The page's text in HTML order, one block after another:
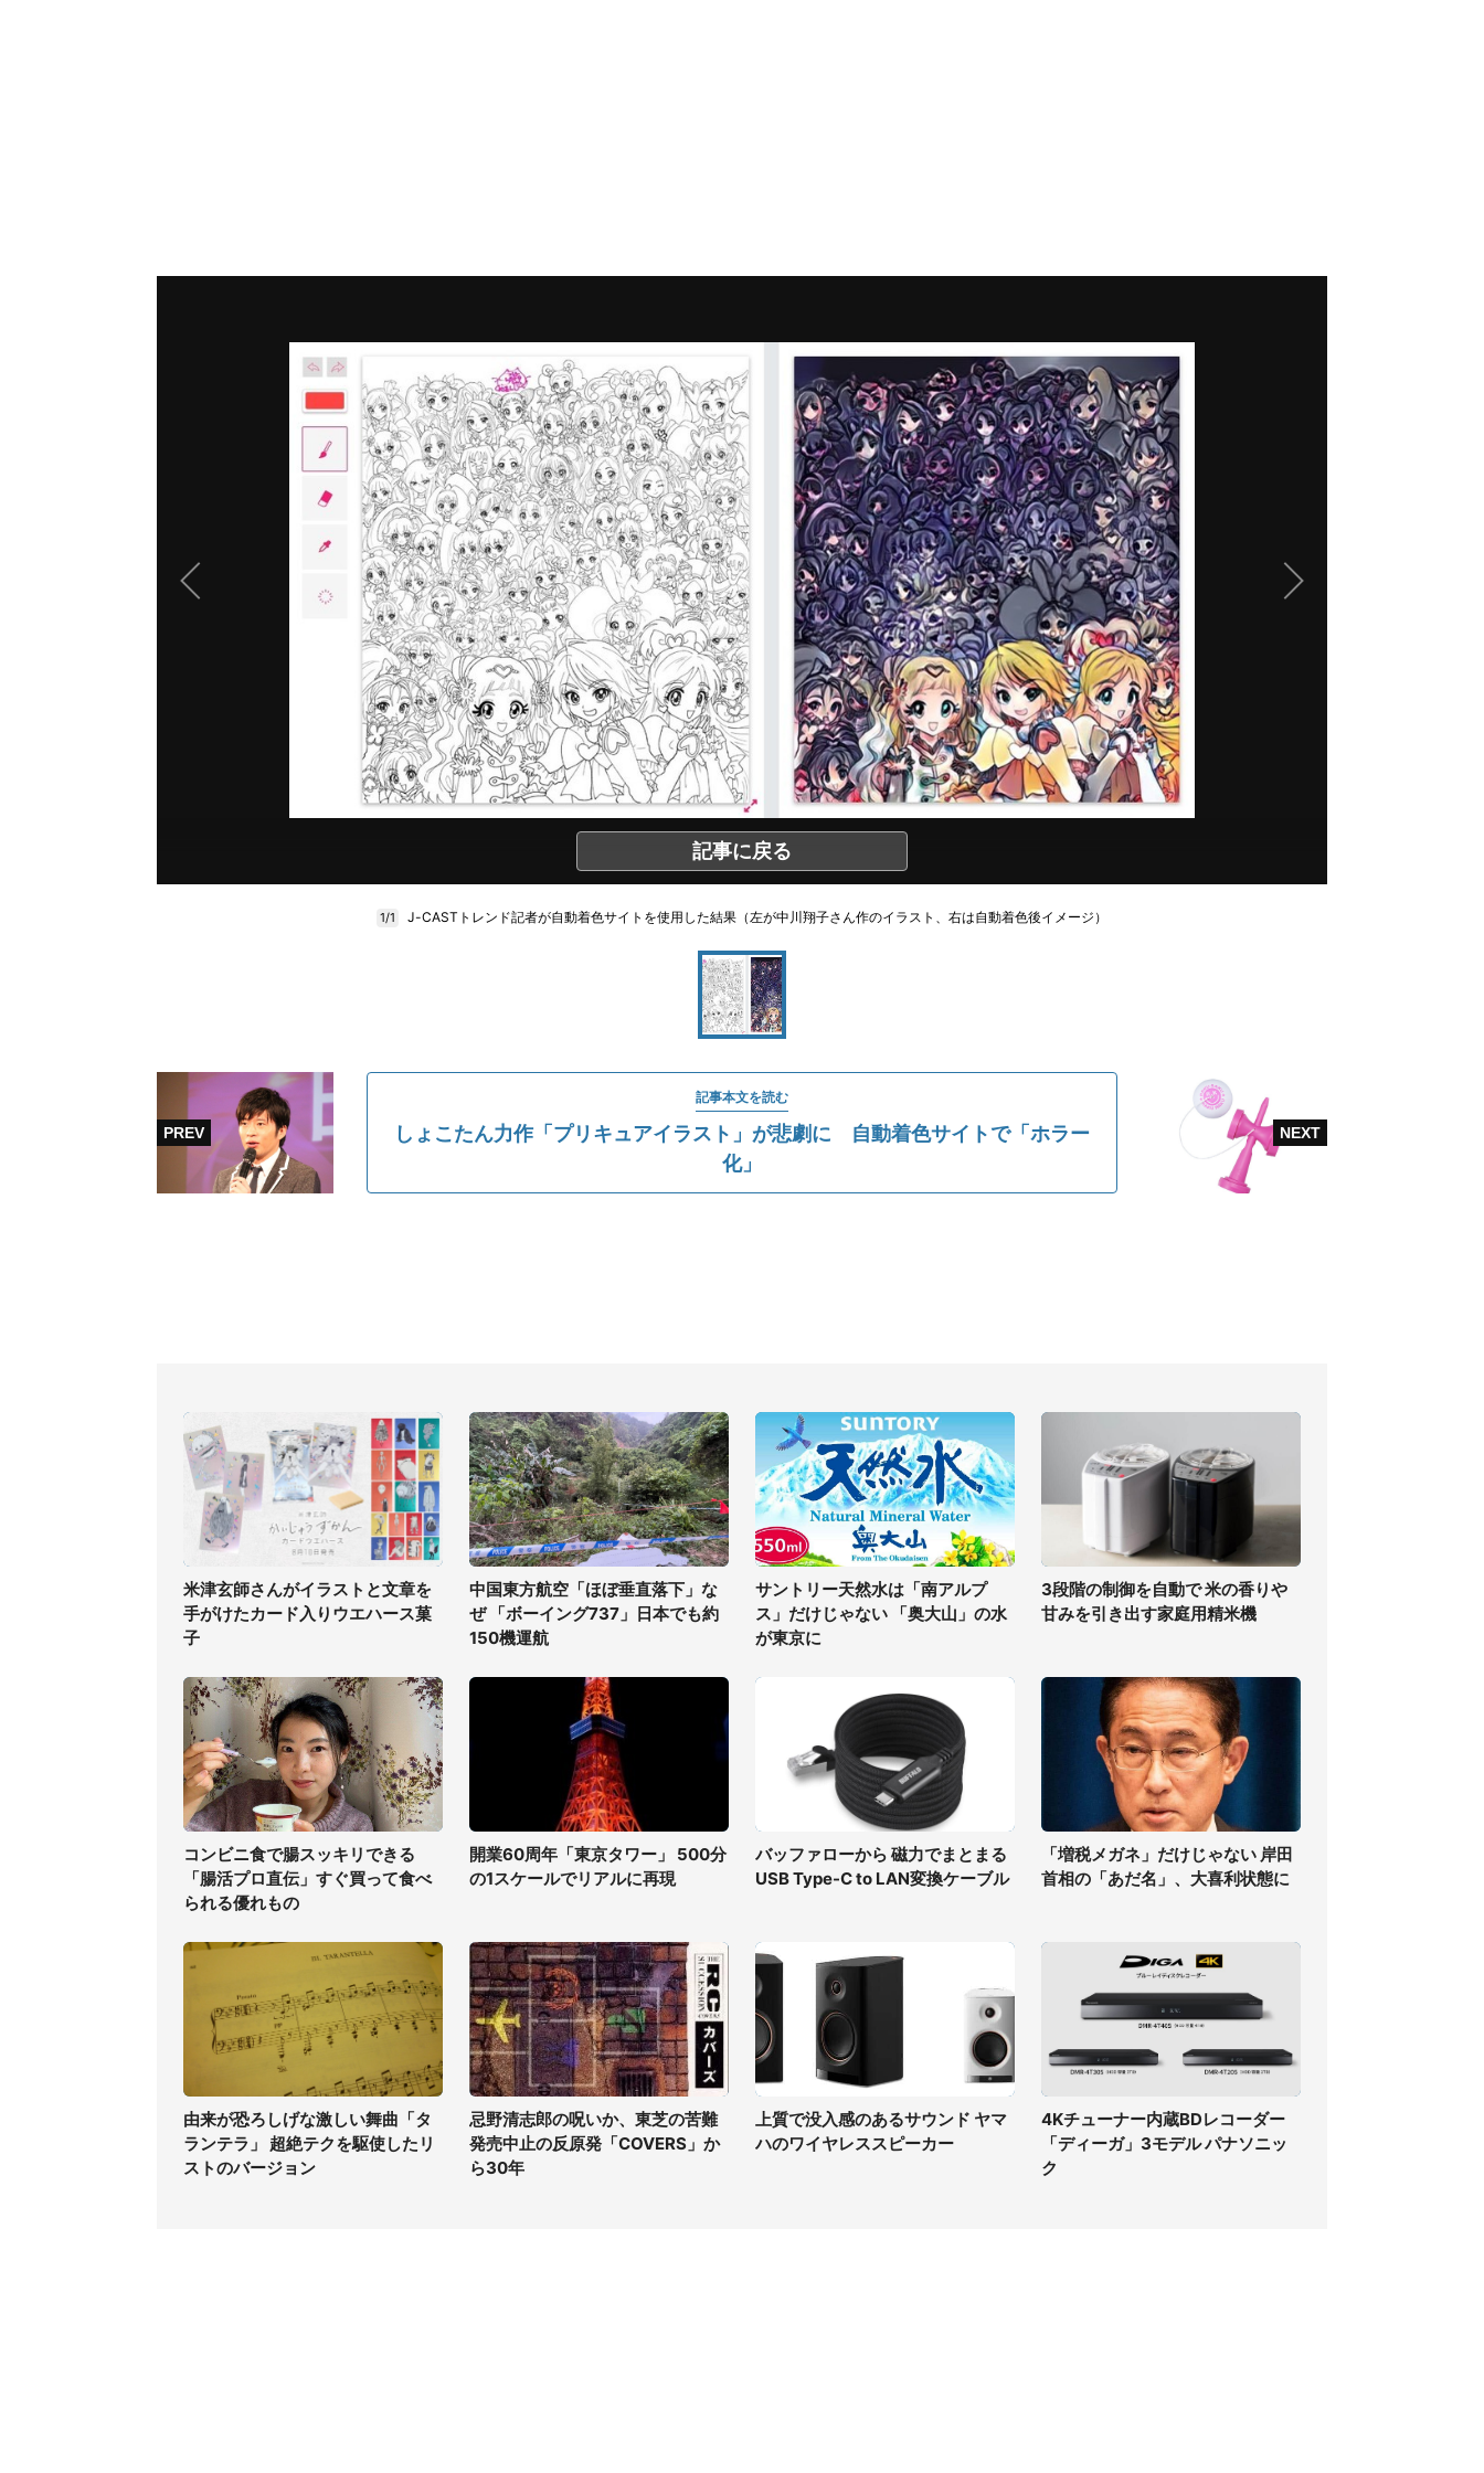
記事に戻る
1/1 J-CASTトレンド記者が自動着色サイトを使用した結果（左が中川翔子さん作のイラスト、右は自動着色後イメージ）
記事本文を読む
しょこたん力作「プリキュアイラスト」が悲劇に 自動着色サイトで「ホラー
化」
米津玄師さんがイラストと文章を
手がけたカード入りウエハース菓
子
中国東方航空「ほぼ垂直落下」な
ぜ 「ボーイング737」日本でも約
150機運航
サントリー天然水は「南アルプ
ス」だけじゃない 「奥大山」の水
が東京に
3段階の制御を自動で 米の香りや
甘みを引き出す家庭用精米機
コンビニ食で腸スッキリできる
「腸活プロ直伝」すぐ買って食べ
られる優れもの
開業60周年「東京タワー」 500分
の1スケールでリアルに再現
バッファローから 磁力でまとまる
USB Type-C to LAN変換ケーブル
「増税メガネ」だけじゃない 岸田
首相の「あだ名」、大喜利状態に
由来が恐ろしげな激しい舞曲「タ
ランテラ」 超絶テクを駆使したリ
ストのバージョン
忌野清志郎の呪いか、東芝の苦難
発売中止の反原発「COVERS」か
ら30年
上質で没入感のあるサウンド ヤマ
ハのワイヤレススピーカー
4Kチューナー内蔵BDレコーダー
「ディーガ」3モデル パナソニッ
ク